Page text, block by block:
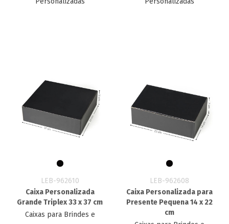
LEB-962610
Caixa Personalizada
Grande Triplex 33 x 37 cm
Caixas para Brindes e
LEB-962608
Caixa Personalizada para
Presente Pequena 14 x 22
cm